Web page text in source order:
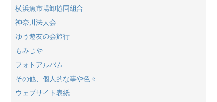
横浜魚市場卸協同組合
神奈川法人会
ゆう遊友の会旅行
もみじや
フォトアルバム
その他、個人的な事や色々
ウェブサイト表紙